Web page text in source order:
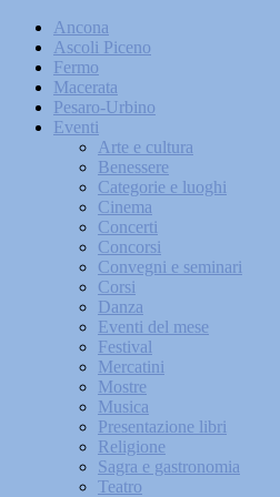
Ancona
Ascoli Piceno
Fermo
Macerata
Pesaro-Urbino
Eventi
Arte e cultura
Benessere
Categorie e luoghi
Cinema
Concerti
Concorsi
Convegni e seminari
Corsi
Danza
Eventi del mese
Festival
Mercatini
Mostre
Musica
Presentazione libri
Religione
Sagra e gastronomia
Teatro